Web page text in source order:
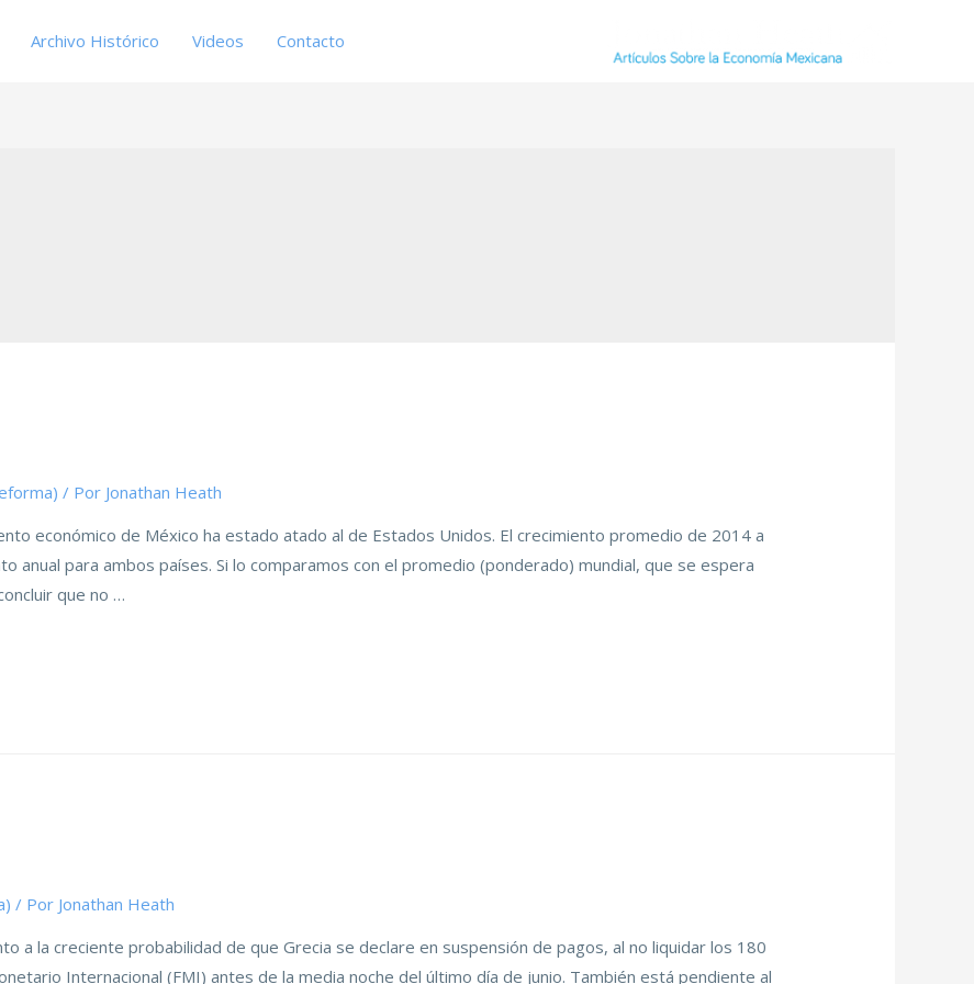
Archivo Histórico Videos Contacto
/ Por Jonathan Heath
económico de México ha estado atado al de Estados Unidos. El crecimiento promedio de 2014 a
anual para ambos países. Si lo comparamos con el promedio (ponderado) mundial, que se espera
que no …
/ Por Jonathan Heath
a la creciente probabilidad de que Grecia se declare en suspensión de pagos, al no liquidar los 180
Internacional (FMI) antes de la media noche del último día de junio. También está pendiente al